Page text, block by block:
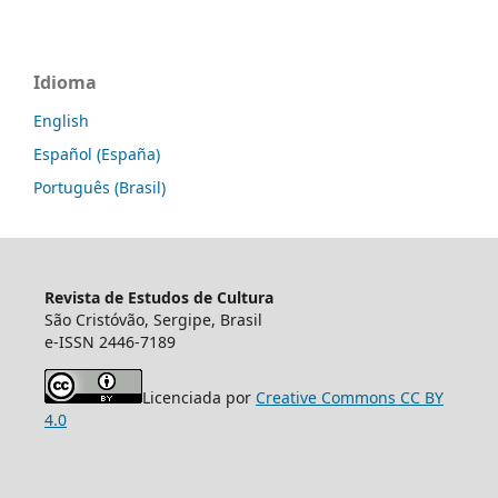
Idioma
English
Español (España)
Português (Brasil)
Revista de Estudos de Cultura
São Cristóvão, Sergipe, Brasil
e-ISSN 2446-7189
Licenciada por Creative Commons CC BY
4.0